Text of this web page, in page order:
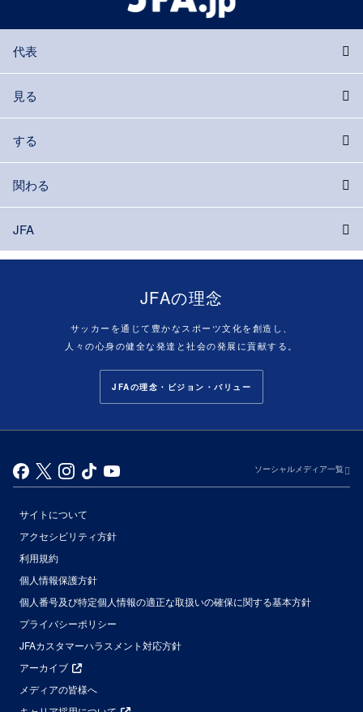
代表
見る
する
関わる
JFA
JFAの理念
サッカーを通じて豊かなスポーツ文化を創造し、
人々の心身の健全な発達と社会の発展に貢献する。
JFAの理念・ビジョン・バリュー
ソーシャルメディア一覧
サイトについて
アクセシビリティ方針
利用規約
個人情報保護方針
個人番号及び特定個人情報の適正な取扱いの確保に関する基本方針
プライバシーポリシー
JFAカスタマーハラスメント対応方針
アーカイブ
メディアの皆様へ